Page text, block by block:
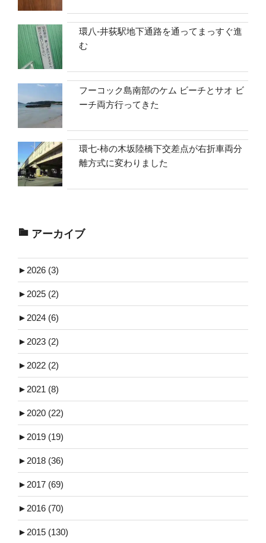
環八-井荻駅地下通路を通ってまっすぐ進
む
フーコック島南部のケム ビーチとサオ ビ
ーチ両方行ってきた
環七-柿の木坂陸橋下交差点が右折車両分
離方式に変わりました
アーカイブ
► 2026 (3)
► 2025 (2)
► 2024 (6)
► 2023 (2)
► 2022 (2)
► 2021 (8)
► 2020 (22)
► 2019 (19)
► 2018 (36)
► 2017 (69)
► 2016 (70)
► 2015 (130)